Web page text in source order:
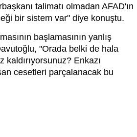
talimatı olmadan AFAD'ın
bir sistem var" diye konuştu.
başlamasının yanlış
"Orada belki de hala
kaldırıyorsunuz? Enkazı
cesetleri parçalanacak bu